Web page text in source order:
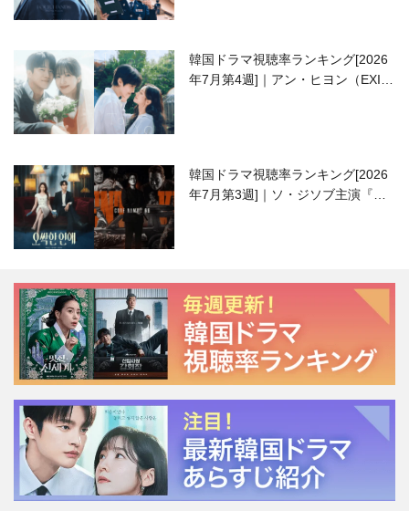
韓国ドラマ視聴率ランキング[2026
年7月第4週]｜アン・ヒヨン（EXID
韓国ドラマ視聴率ランキング[2026
年7月第3週]｜ソ・ジソブ主演『エ